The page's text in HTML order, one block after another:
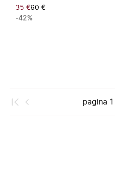
35 €60 €
-42%
pagina 1